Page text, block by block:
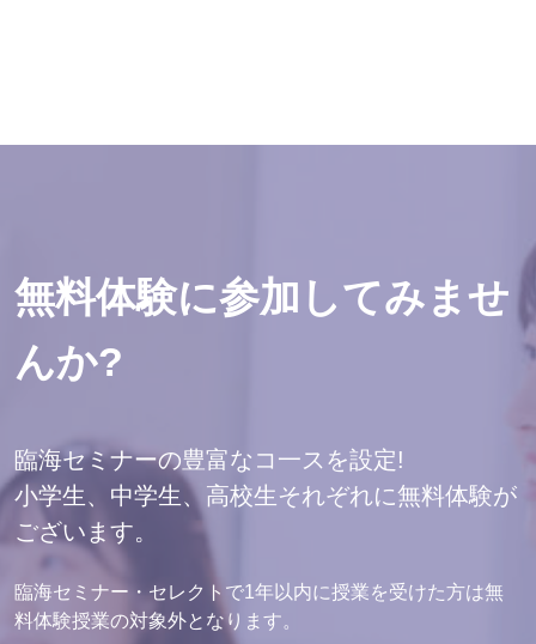
無料体験に参加してみませ
んか?
臨海セミナーの豊富なコ一スを設定!
小学生、中学生、高校生それぞれに無料体験が
ございます。
臨海セミナー・セレクトで1年以内に授業を受けた方は無
料体験授業の対象外となります。